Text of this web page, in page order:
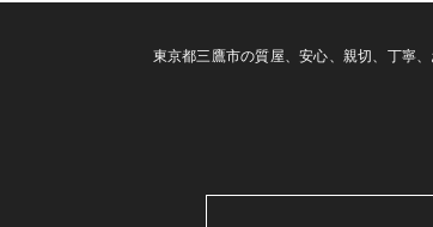
東京都三鷹市の質屋、安心、親切、丁寧